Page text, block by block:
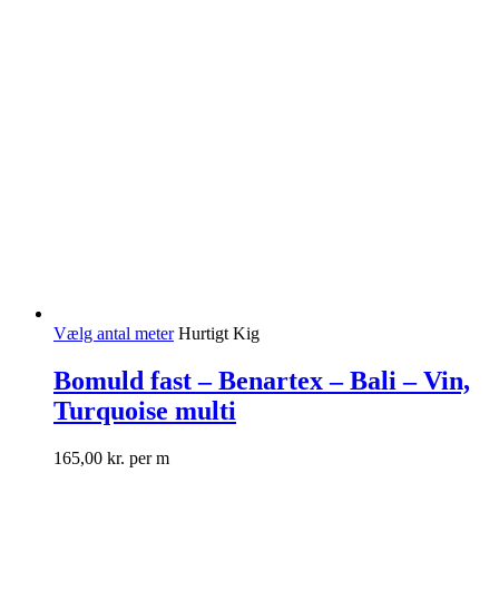
Vælg antal meter Hurtigt Kig
Bomuld fast – Benartex – Bali – Vin,
Turquoise multi
165,00 kr. per m